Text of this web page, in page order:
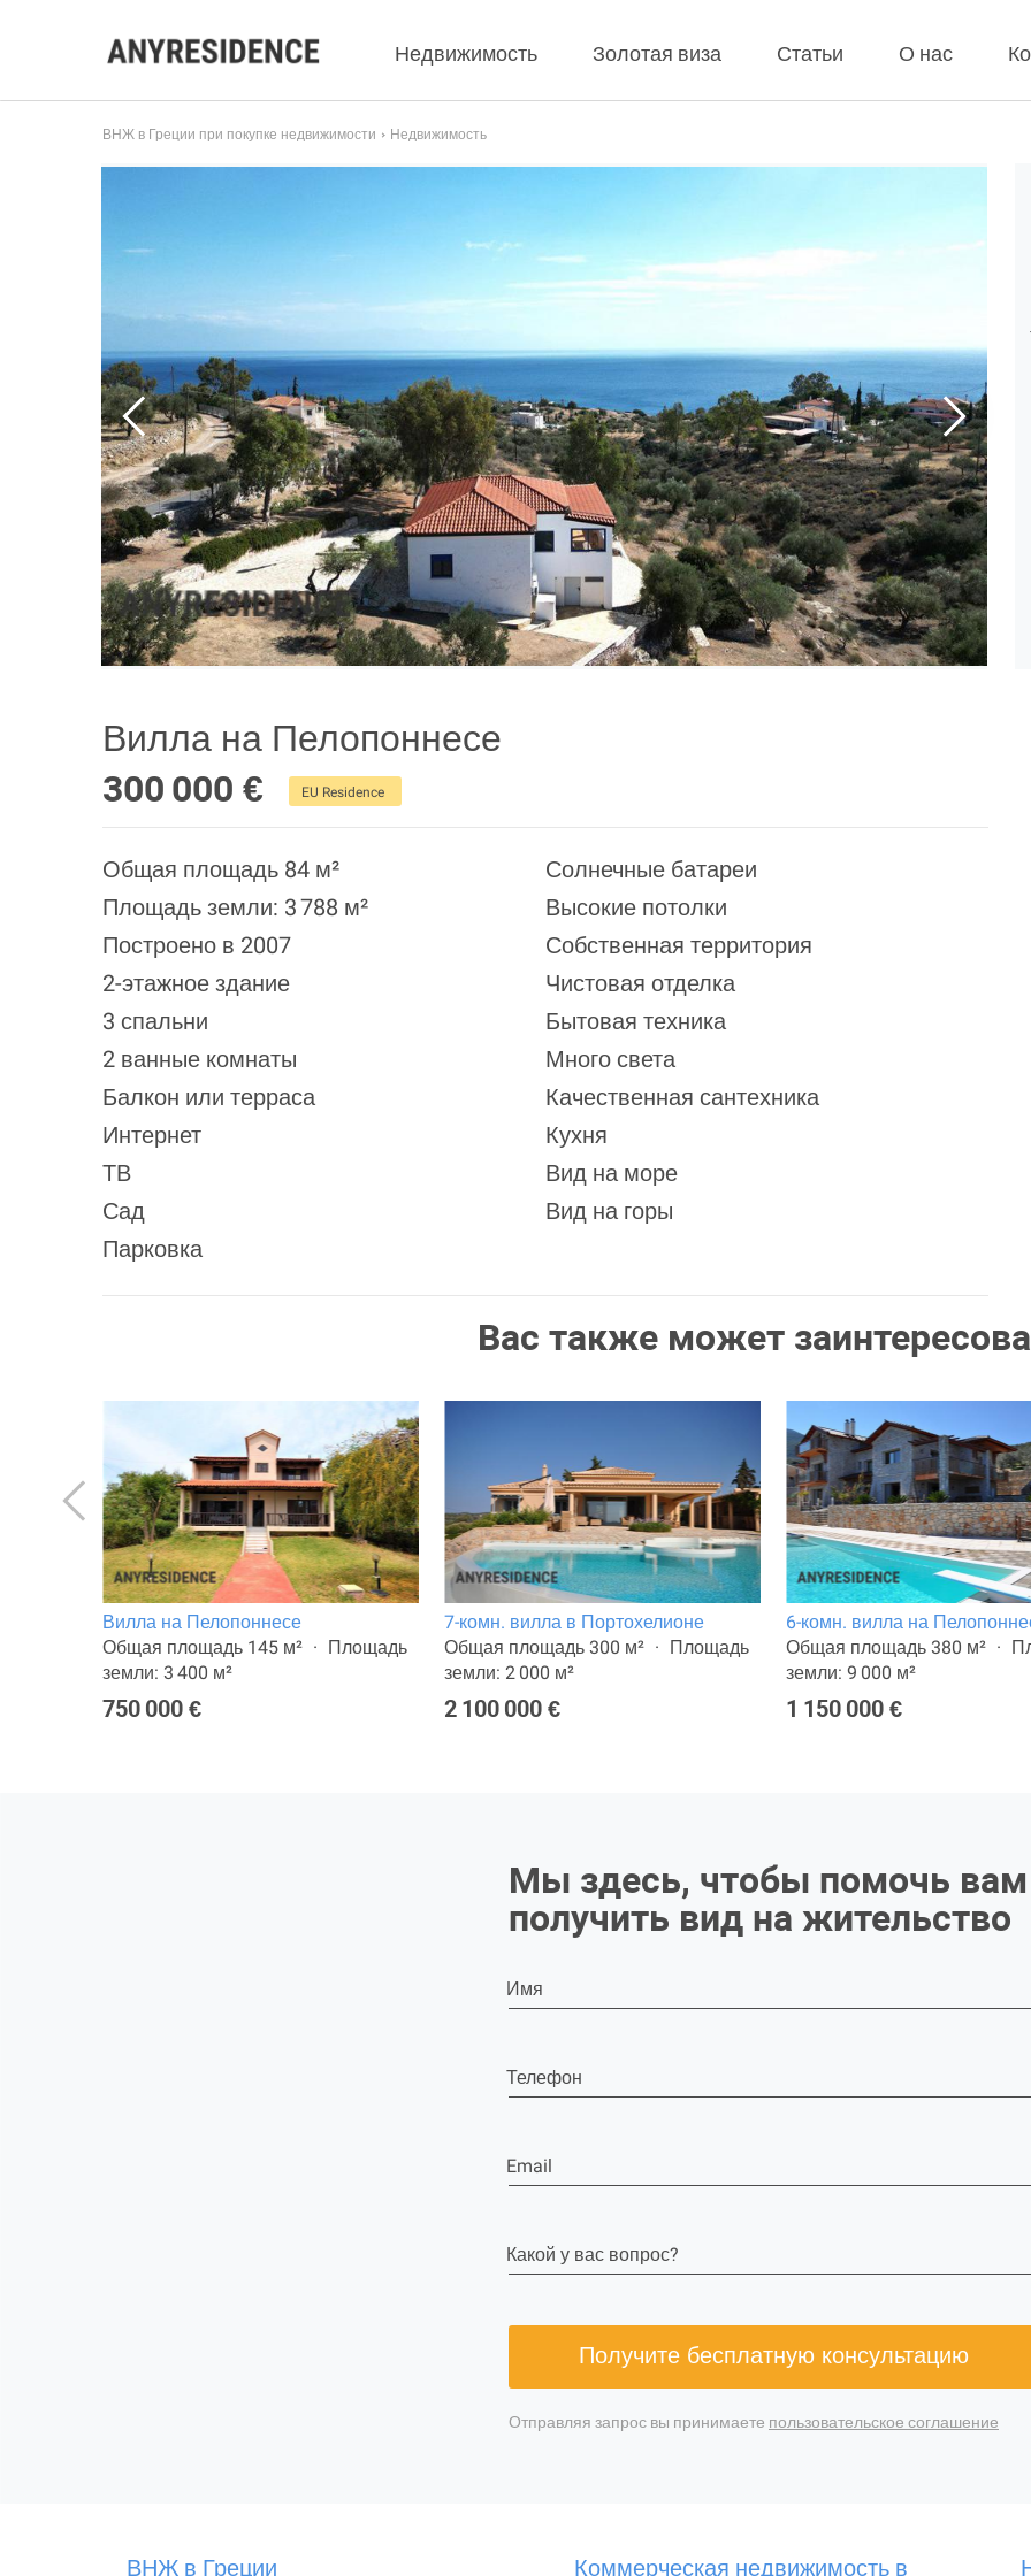
Недвижимость Золотая виза Статьи О нас
ВНЖ в Греции при покупке недвижимости Недвижимость
Вилла на Пелопоннесе
300 000 €
EU Residence
Общая площадь 84 м²
Площадь земли: 3 788 м²
Построено в 2007
2-этажное здание
3 спальни
2 ванные комнаты
Балкон или терраса
Интернет
ТВ
Сад
Парковка
Солнечные батареи
Высокие потолки
Собственная территория
Чистовая отделка
Бытовая техника
Много света
Качественная сантехника
Кухня
Вид на море
Вид на горы
Вас также может
Вилла на Пелопоннесе
Общая площадь 145 м²
Площадь
земли: 3 400 м²
750 000 €
7-комн. вилла в Портохелионе
Общая площадь 300 м²
Площадь
земли: 2 000 м²
2 100 000 €
6-комн. вилла на
Общая площадь 380 м²
земли: 9 000 м²
1 150 000 €
Мы здесь, чтобы помочь вам
получить вид на жительство
Имя
Телефон
Email
Какой у вас вопрос?
Получите бесплатную консультацию
Отправляя запрос вы принимаете пользовательское соглашение
ВНЖ в Греции Коммерческая недвижимость в